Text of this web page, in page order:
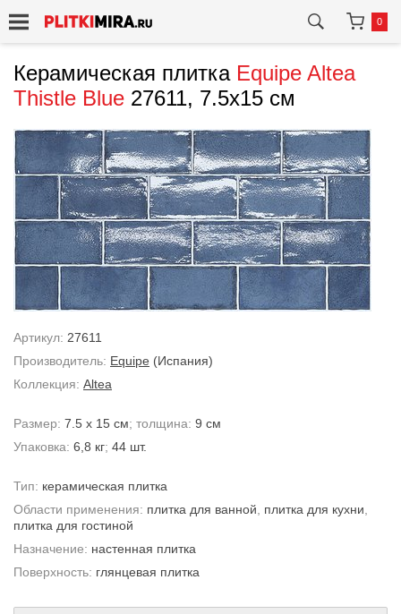
0
Керамическая плитка Equipe Altea
Thistle Blue 27611, 7.5x15 см
Артикул: 27611
Производитель: Equipe (Испания)
Коллекция: Altea
Размер: 7.5 x 15 см; толщина: 9 см
Упаковка: 6,8 кг; 44 шт.
Тип: керамическая плитка
Области применения: плитка для ванной плитка для кухни
плитка для гостиной
Назначение: настенная плитка
Поверхность: глянцевая плитка